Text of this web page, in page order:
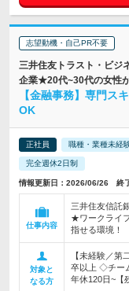
志望動機・自己PR不要
三井住友トラスト・ビジ
企業★20代~30代の女性
【金融事務】専門ス
OK
正社員 職種・業種未経
完全週休2日制
情報更新日：2026/06/26 終
仕事内容
三井住友信託
★ワークライ
指せる環境！
対象と
なる方
【未経験／
卒以上 ◇チー
年休120日~【